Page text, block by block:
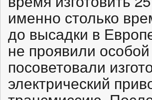
именно столько
до высадки в
не проявили
посоветовали
электрический